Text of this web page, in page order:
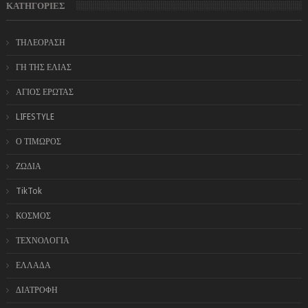
ΚΑΤΗΓΟΡΙΕΣ
ΤΗΛΕΟΡΑΣΗ
ΓΗ ΤΗΣ ΕΛΙΑΣ
ΑΓΙΟΣ ΕΡΩΤΑΣ
LIFESTYLE
Ο ΤΙΜΩΡΟΣ
ΖΩΔΙΑ
TikTok
ΚΟΣΜΟΣ
ΤΕΧΝΟΛΟΓΙΑ
ΕΛΛΑΔΑ
ΔΙΑΤΡΟΦΗ